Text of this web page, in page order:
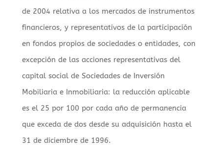
de 2004 relativa a los mercados de instrumentos
financieros, y representativos de la participación
en fondos propios de sociedades o entidades, con
excepción de las acciones representativas del
capital social de Sociedades de Inversión
Mobiliaria e Inmobiliaria: la reducción aplicable
es el 25 por 100 por cada año de permanencia
que exceda de dos desde su adquisición hasta el
31 de diciembre de 1996.